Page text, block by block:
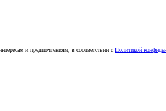
и предпочтениям, в соответствии с Политикой